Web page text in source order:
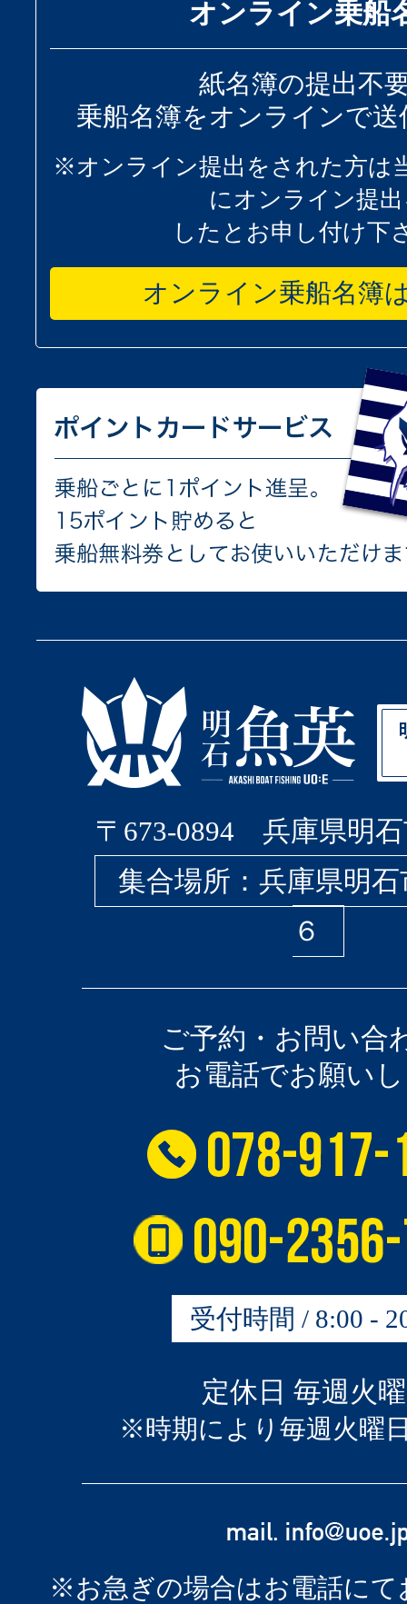
オンライン乗船
紙名簿の提出不
乗船名簿をオンラインで
※オンライン提出をされた方は
にオンライン提
したとお申し付け下
オンライン乗船名簿
〒673-0894 兵庫県明石
集合場所：兵庫県明
６
ご予約・お問い合
お電話でお願い
受付時間 / 8:00 -
定休日 毎週火
※時期により毎週火曜
※お急ぎの場合はお電話にて